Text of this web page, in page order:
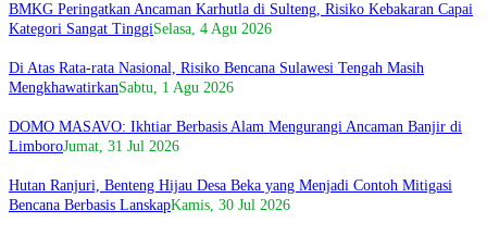
BMKG Peringatkan Ancaman Karhutla di Sulteng, Risiko Kebakaran Capai
Kategori Sangat TinggiSelasa, 4 Agu 2026
Di Atas Rata-rata Nasional, Risiko Bencana Sulawesi Tengah Masih
MengkhawatirkanSabtu, 1 Agu 2026
DOMO MASAVO: Ikhtiar Berbasis Alam Mengurangi Ancaman Banjir di
LimboroJumat, 31 Jul 2026
Hutan Ranjuri, Benteng Hijau Desa Beka yang Menjadi Contoh Mitigasi
Bencana Berbasis LanskapKamis, 30 Jul 2026